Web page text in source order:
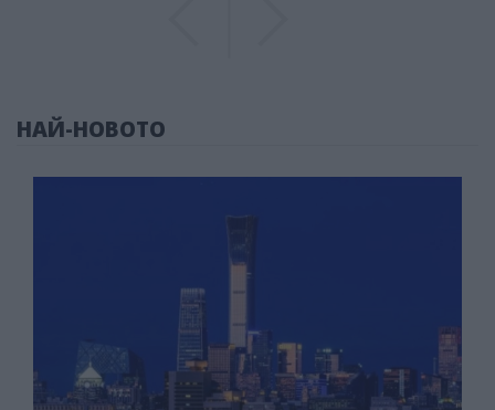
НАЙ-НОВОТО